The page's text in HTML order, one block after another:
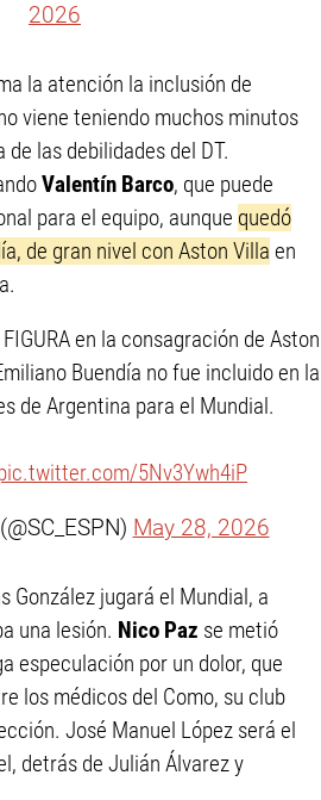
2026
la atención la inclusión de
viene teniendo muchos minutos
de las debilidades del DT.
Valentín Barco, que puede
para el equipo, aunque quedó
de gran nivel con Aston Villa en
en la consagración de Aston
Buendía no fue incluido en la
de Argentina para el Mundial.
5Nv3Ywh4iP
May 28, 2026
González jugará el Mundial, a
una lesión. Nico Paz se metió
especulación por un dolor, que
los médicos del Como, su club
José Manuel López será el
detrás de Julián Álvarez y